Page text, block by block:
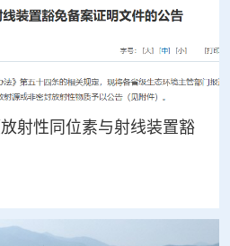
射性同位素与射线装置豁